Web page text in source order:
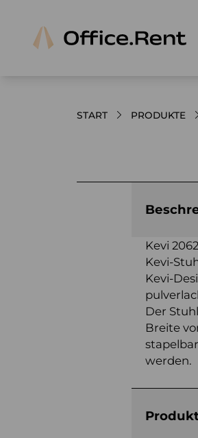
START PRODUKTE
Kevi
Kevi-
Kevi-
Der
Breite
werden.